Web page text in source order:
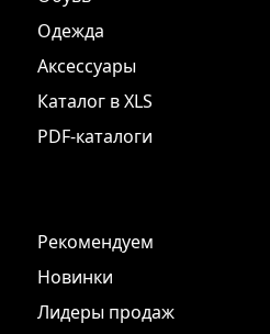
Одежда
Аксессуары
Каталог в XLS
PDF-каталоги
Рекомендуем
Новинки
Лидеры продаж